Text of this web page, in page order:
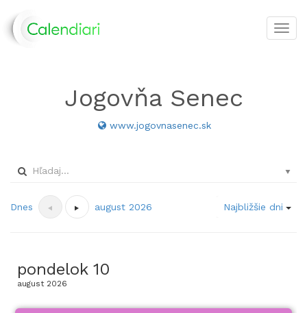
Jogovňa Senec
www.jogovnasenec.sk
Dnes august 2026 Najbližšie dni
pondelok 10
august 2026